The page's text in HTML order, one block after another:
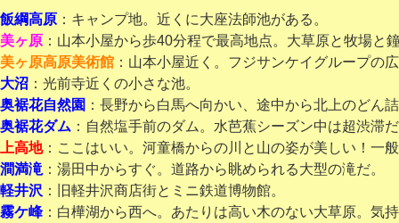
飯綱高原 ：キャンプ地。近くに大座法師池がある。
美ヶ原 ：山本小屋から歩40分程で最高地点。大草原と牧場と
美ヶ原高原美術館 ：山本小屋近く。フジサンケイグループの
大沼 ：光前寺近くの小さな池。
奥裾花自然園 ：長野から白馬へ向かい、途中から北上のどん
奥裾花ダム ：自然塩手前のダム。水芭蕉シーズン中は超渋滞
上高地：ここはいい。河童橋からの川と山の姿が美しい！一
澗満滝 ：湯田中からすぐ。道路から眺められる大型の滝だ。
軽井沢 ：旧軽井沢商店街とミニ鉄道博物館。
霧ケ峰：白樺湖から西へ。あたりは高い木のない大草原。気